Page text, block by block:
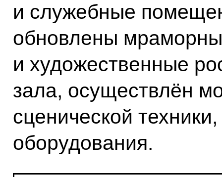
и служебные
обновлены
и художественные
зала, осуществлён
сценической
оборудования.